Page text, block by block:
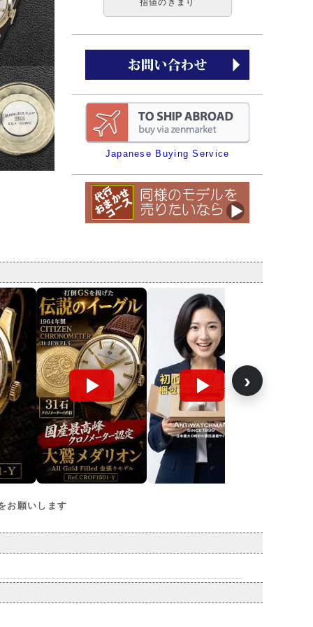
指値のきまり
Japanese Buying Service
›
お願いします